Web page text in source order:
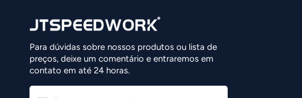
Para dúvidas sobre nossos produtos ou lista de
preços, deixe um comentário e entraremos em
contato em até 24 horas.